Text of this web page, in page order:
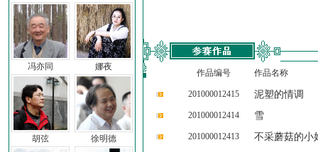
冯亦同 娜夜
胡弦 徐明德
作品编号 作品名称
201000012415 泥塑的情调
201000012414 雪
201000012413 不采蘑菇的小